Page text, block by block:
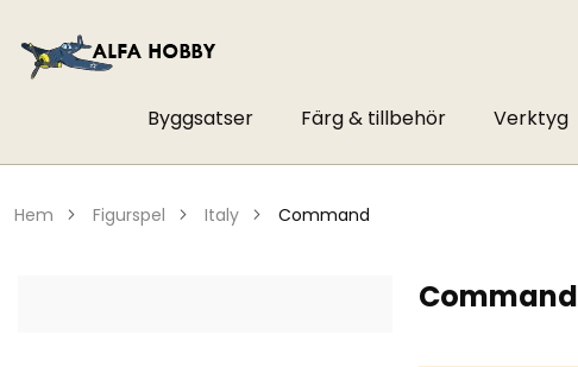
Byggsatser Färg & tillbehör Verktyg
hem figurspel italy command
Command